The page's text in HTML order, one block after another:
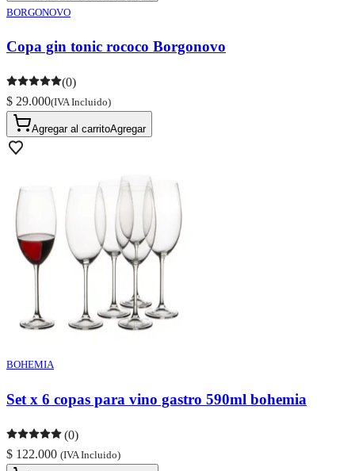
BORGONOVO
Copa gin tonic rococo Borgonovo
(0)
$ 29.000(IVA Incluido)
Agregar al carritoAgregar
BOHEMIA
Set x 6 copas para vino gastro 590ml bohemia
(0)
$ 122.000 (IVA Incluido)